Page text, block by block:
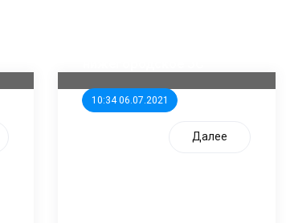
10:34 06.07.2021
Далее